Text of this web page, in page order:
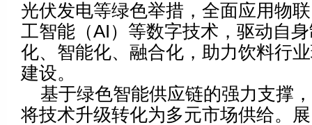
光伏发电等绿色举措，全面应用物
工智能（AI）等数字技术，驱动自
化、智能化、融合化，助力饮料行
建设。
基于绿色智能供应链的强力支撑
将技术升级转化为多元市场供给。